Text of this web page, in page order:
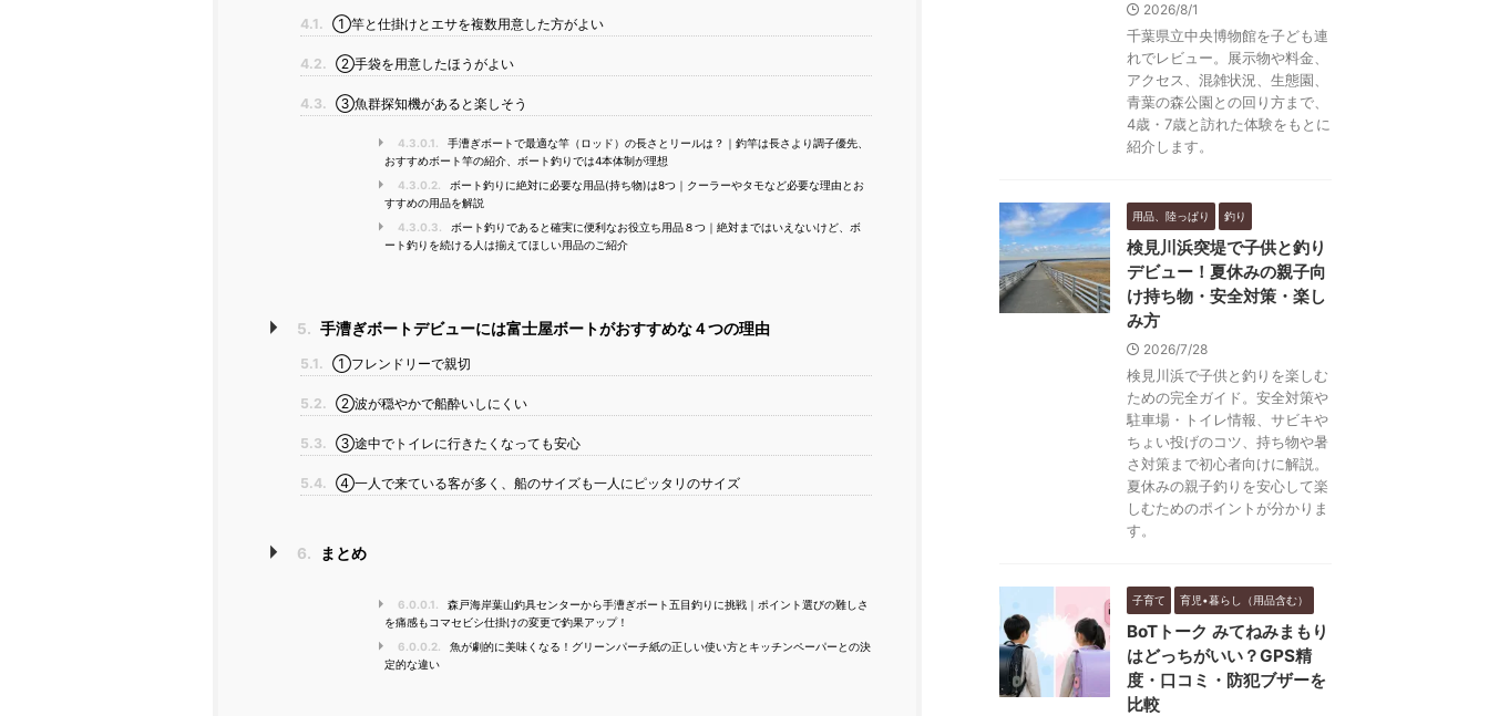
4.1. ①竿と仕掛けとエサを複数用意した方がよい
4.2. ②手袋を用意したほうがよい
4.3. ③魚群探知機があると楽しそう
4.3.0.1.
手漕ぎボートで最適な竿（ロッド）の長さとリールは？｜釣竿は長さより調子優先、
おすすめボート竿の紹介、ボート釣りでは4本体制が理想
4.3.0.2.
ボート釣りに絶対に必要な用品(持ち物)は8つ｜クーラーやタモなど必要な理由とお
すすめの用品を解説
4.3.0.3.
ボート釣りであると確実に便利なお役立ち用品８つ｜絶対まではいえないけど、ボ
ート釣りを続ける人は揃えてほしい用品のご紹介
5. 手漕ぎボートデビューには富士屋ボートがおすすめな４つの理由
5.1. ①フレンドリーで親切
5.2. ②波が穏やかで船酔いしにくい
5.3. ③途中でトイレに行きたくなっても安心
5.4. ④一人で来ている客が多く、船のサイズも一人にピッタリのサイズ
6. まとめ
6.0.0.1.
森戸海岸葉山釣具センターから手漕ぎボート五目釣りに挑戦｜ポイント選びの難しさ
を痛感もコマセビシ仕掛けの変更で釣果アップ！
6.0.0.2.
魚が劇的に美味くなる！グリーンパーチ紙の正しい使い方とキッチンペーパーとの決
定的な違い
2026/8/1
千葉県立中央博物館を子ども連
れでレビュー。展示物や料金、
アクセス、混雑状況、生態園、
青葉の森公園との回り方まで、
4歳・7歳と訪れた体験をもとに
紹介します。
用品、陸っぱり 釣り
検見川浜突堤で子供と釣り
デビュー！夏休みの親子向
け持ち物・安全対策・楽し
み方
2026/7/28
検見川浜で子供と釣りを楽しむ
ための完全ガイド。安全対策や
駐車場・トイレ情報、サビキや
ちょい投げのコツ、持ち物や暑
さ対策まで初心者向けに解説。
夏休みの親子釣りを安心して楽
しむためのポイントが分かりま
す。
子育て 育児•暮らし（用品含む）
BoTトーク みてねみまもり
はどっちがいい？GPS精
度・口コミ・防犯ブザーを
比較